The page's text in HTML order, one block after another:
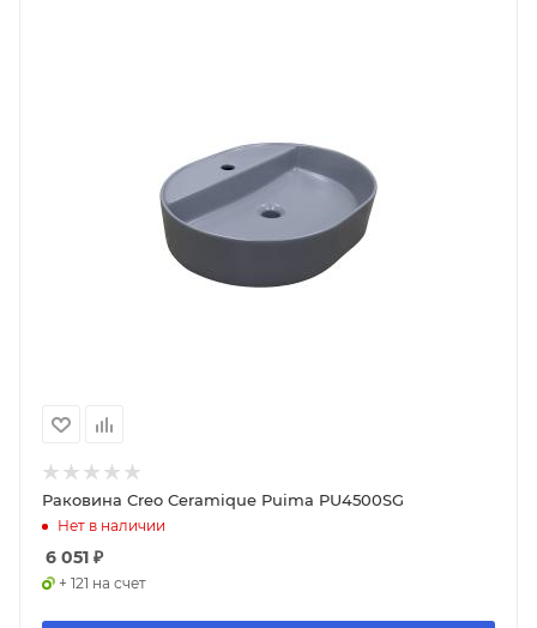
Раковина Creo Ceramique Puima PU4500SG
Нет в наличии
6 051 ₽
+ 121 на счет